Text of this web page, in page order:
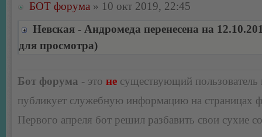
БОТ форума » 10 окт 2019, 22:45
Невская - Андромеда перенесена на
для просмотра)
Бот форума - это не существующий пользователь
публикует служебную информацию на страницах
Первого апреля бот решил разбавить свои сухие